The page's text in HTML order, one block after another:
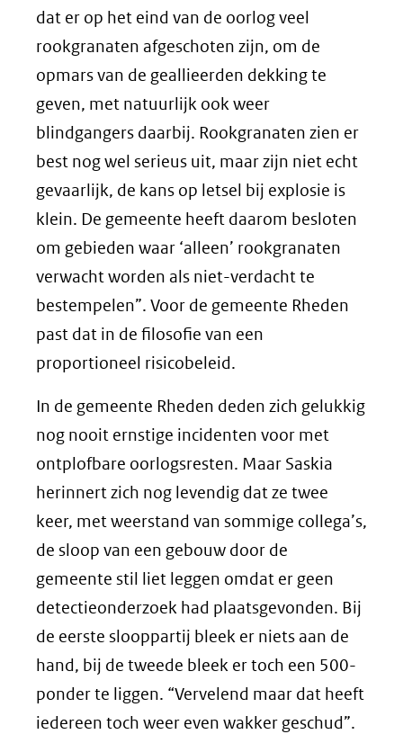
website)
dat er op het eind van de oorlog veel
rookgranaten afgeschoten zijn, om de
opmars van de geallieerden dekking te
geven, met natuurlijk ook weer
blindgangers daarbij. Rookgranaten zien er
best nog wel serieus uit, maar zijn niet echt
gevaarlijk, de kans op letsel bij explosie is
klein. De gemeente heeft daarom besloten
om gebieden waar ‘alleen’ rookgranaten
verwacht worden als niet-verdacht te
bestempelen”. Voor de gemeente Rheden
past dat in de filosofie van een
proportioneel risicobeleid.
In de gemeente Rheden deden zich gelukkig
nog nooit ernstige incidenten voor met
ontplofbare oorlogsresten. Maar Saskia
herinnert zich nog levendig dat ze twee
keer, met weerstand van sommige collega’s,
de sloop van een gebouw door de
gemeente stil liet leggen omdat er geen
detectieonderzoek had plaatsgevonden. Bij
de eerste slooppartij bleek er niets aan de
hand, bij de tweede bleek er toch een 500-
ponder te liggen. “Vervelend maar dat heeft
iedereen toch weer even wakker geschud”.